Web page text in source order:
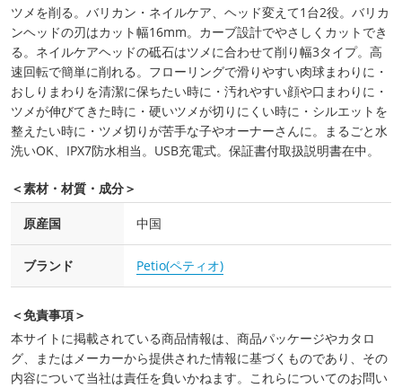
ツメを削る。バリカン・ネイルケア、ヘッド変えて1台2役。バリカ
ンヘッドの刃はカット幅16mm。カーブ設計でやさしくカットでき
る。ネイルケアヘッドの砥石はツメに合わせて削り幅3タイプ。高
速回転で簡単に削れる。フローリングで滑りやすい肉球まわりに・
おしりまわりを清潔に保ちたい時に・汚れやすい顔や口まわりに・
ツメが伸びてきた時に・硬いツメが切りにくい時に・シルエットを
整えたい時に・ツメ切りが苦手な子やオーナーさんに。まるごと水
洗いOK、IPX7防水相当。USB充電式。保証書付取扱説明書在中。
＜素材・材質・成分＞
原産国 中国
ブランド Petio(ペティオ)
＜免責事項＞
本サイトに掲載されている商品情報は、商品パッケージやカタロ
グ、またはメーカーから提供された情報に基づくものであり、その
内容について当社は責任を負いかねます。これらについてのお問い